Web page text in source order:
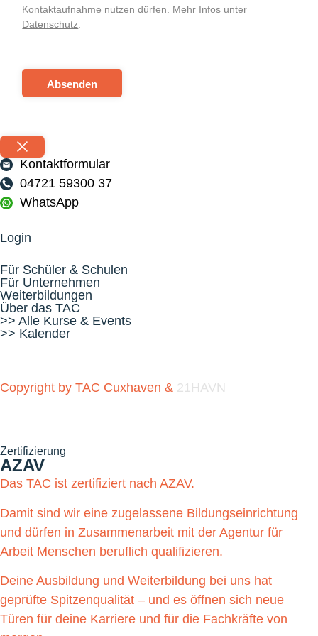
Kontaktaufnahme nutzen dürfen. Mehr Infos unter
Datenschutz.
Absenden
Kontaktformular
04721 59300 37
WhatsApp
Login
Für Schüler & Schulen
Für Unternehmen
Weiterbildungen
Über das TAC
>> Alle Kurse & Events
>> Kalender
Copyright by TAC Cuxhaven & 21HAVN
Zertifizierung
AZAV
Das TAC ist zertifiziert nach AZAV.
Damit sind wir eine zugelassene Bildungseinrichtung
und dürfen in Zusammenarbeit mit der Agentur für
Arbeit Menschen beruflich qualifizieren.
Deine Ausbildung und Weiterbildung bei uns hat
geprüfte Spitzenqualität – und es öffnen sich neue
Türen für deine Karriere und für die Fachkräfte von